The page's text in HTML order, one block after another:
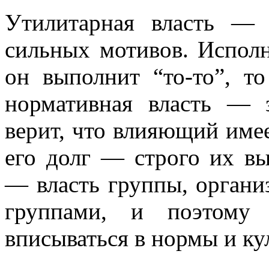
Утилитарная власть —
сильных мотивов.
он выполнит “то-то”,
нормативная власть —
верит, что влияющий
его долг — строго их
— власть группы,
группами, и поэтому
вписываться в нормы и